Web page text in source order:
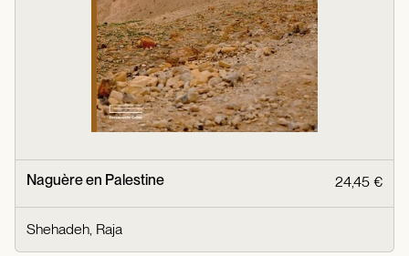
Naguère en Palestine 24,45 €
Shehadeh, Raja